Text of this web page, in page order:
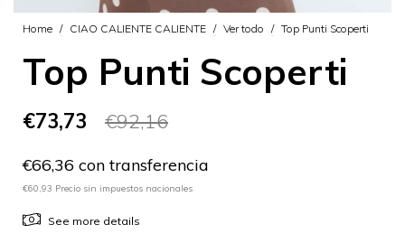
Home / CIAO CALIENTE CALIENTE / Ver todo / Top Punti Scoperti
Top Punti Scoperti
€73,73 €92,16
€66,36 con transferencia
€60,93 Precio sin impuestos nacionales
See more details